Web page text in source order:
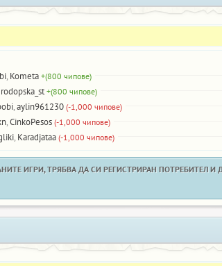
, Kometa +(800 чипове)
rodopska_st +(800 чипове)
,aylin961230 (-1,000 чипове)
,CinkoPesos (-1,000 чипове)
, Karadjataa (-1,000 чипове)
ИГРИ, ТРЯБВА ДА СИ РЕГИСТРИРАН ПОТРЕБИТЕЛ И